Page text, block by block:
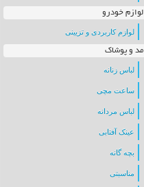
لوازم خودرو
لوازم کاربردی و تزیینی
مد و پوشاک
لباس زنانه
ساعت مچی
لباس مردانه
عینک آفتابی
بچه گانه
مناسبتی